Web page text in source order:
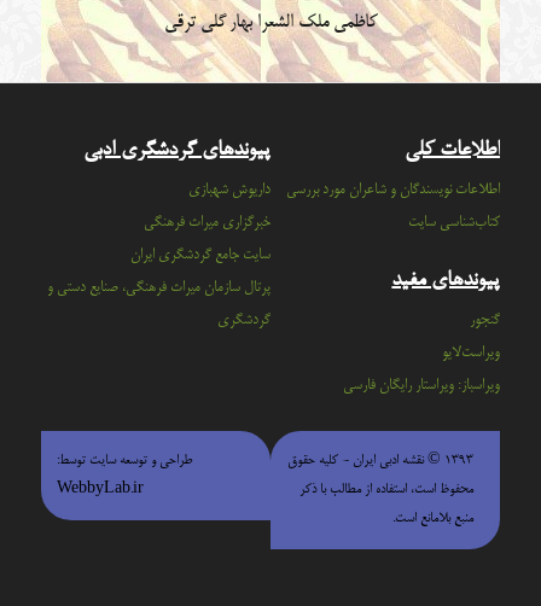
کاظمی ملک الشعرا بهار گلی ترقی
اطلاعات کلی
اطلاعات نویسندگان و شاعران مورد بررسی
کتاب‌شناسی سایت
پیوندهای مفید
گنجور
ویراست‌لایو
ویراسباز: ویراستار رایگان فارسی
پیوندهای گردشگری ادبی
داریوش شهبازی
خبرگزاری میراث فرهنگی
سايت جامع گردشگري ايران
پرتال سازمان ميراث فرهنگي، صنايع دستي و
گردشگري
۱۳۹۳ © نقشه ادبی ایران - كليه حقوق
محفوظ است، استفاده از مطالب با ذكر
منبع بلامانع است.
طراحی و توسعه سایت توسط:
WebbyLab.ir